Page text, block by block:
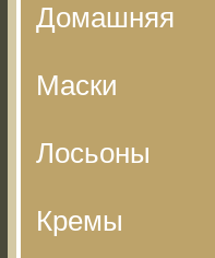
Домашняя
Маски
Лосьоны
Кремы